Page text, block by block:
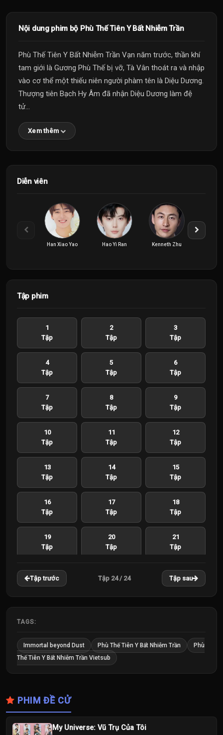
Nội dung phim bộ Phù Thế Tiên Y Bất Nhiễm Trần
Phù Thế Tiên Y Bất Nhiễm Trần Vạn năm trước, thần khí
tam giới là Gương Phù Thế bị vỡ, Tà Vân thoát ra và nhập
vào cơ thể một thiếu niên người phàm tên là Diệu Dương.
Thượng tiên Bạch Hy Âm đã nhận Diệu Dương làm đệ
tử...
Xem thêm
Diễn viên
Han Xiao Yao Hao Yi Ran Kenneth Zhu
Tập phim
1
Tập
2
Tập
3
Tập
4
Tập
5
Tập
6
Tập
7
Tập
8
Tập
9
Tập
10
Tập
11
Tập
12
Tập
13
Tập
14
Tập
15
Tập
16
Tập
17
Tập
18
Tập
19
Tập
20
Tập
21
Tập
22
Tập
Tập
24
Tập
Tập trước Tập 24 / 24 Tập sau
TAGS:
Immortal beyond Dust Phù Thế Tiên Y Bất Nhiễm Trần
Phù
Thế Tiên Y Bất Nhiễm Trần Vietsub
PHIM ĐỀ CỬ
My Universe: Vũ Trụ Của Tôi